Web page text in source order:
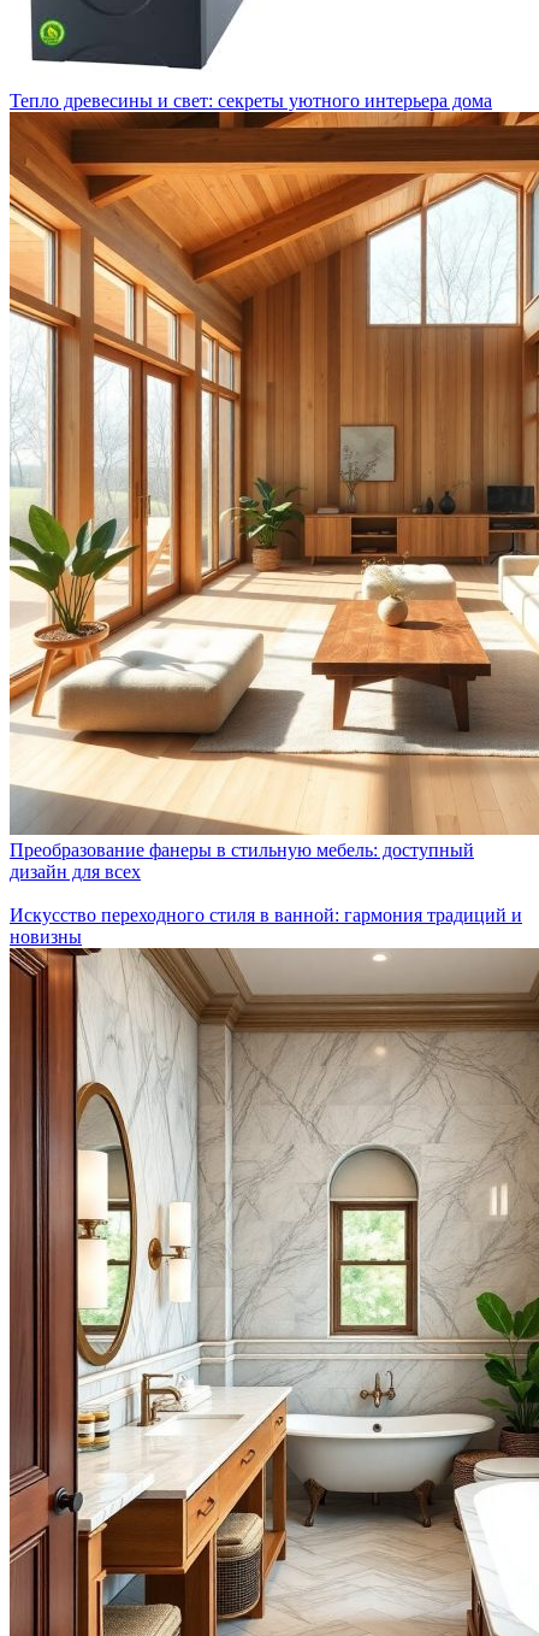
Тепло древесины и свет: секреты уютного интерьера дома
Преобразование фанеры в стильную мебель: доступный
дизайн для всех
Искусство переходного стиля в ванной: гармония традиций и
новизны